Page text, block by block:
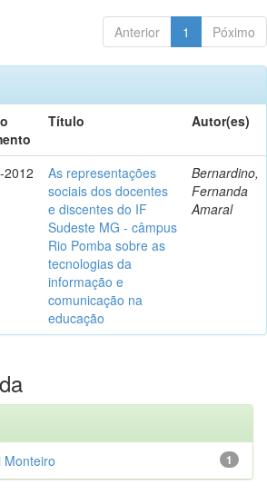
Anterior 1 Póximo
Título Autor(es)
2012
As representações
sociais dos docentes
e discentes do IF
Sudeste MG - câmpus
Rio Pomba sobre as
tecnologias da
informação e
comunicação na
educação
Bernardino,
Fernanda
Amaral
1
Monteiro